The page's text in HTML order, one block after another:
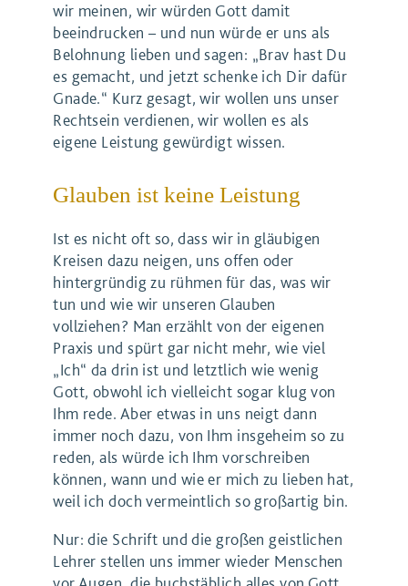
wir meinen, wir würden Gott damit
beeindrucken – und nun würde er uns als
Belohnung lieben und sagen: „Brav hast Du
es gemacht, und jetzt schenke ich Dir dafür
Gnade.“ Kurz gesagt, wir wollen uns unser
Rechtsein verdienen, wir wollen es als
eigene Leistung gewürdigt wissen.
Glauben ist keine Leistung
Ist es nicht oft so, dass wir in gläubigen
Kreisen dazu neigen, uns offen oder
hintergründig zu rühmen für das, was wir
tun und wie wir unseren Glauben
vollziehen? Man erzählt von der eigenen
Praxis und spürt gar nicht mehr, wie viel
„Ich“ da drin ist und letztlich wie wenig
Gott, obwohl ich vielleicht sogar klug von
Ihm rede. Aber etwas in uns neigt dann
immer noch dazu, von Ihm insgeheim so zu
reden, als würde ich Ihm vorschreiben
können, wann und wie er mich zu lieben hat,
weil ich doch vermeintlich so großartig bin.
Nur: die Schrift und die großen geistlichen
Lehrer stellen uns immer wieder Menschen